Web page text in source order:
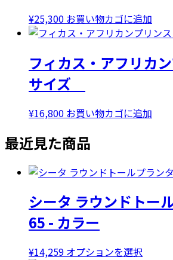
¥25,300 お買い物カゴに追加
フィカス・アフリカ
サイズ
¥16,800 お買い物カゴに追加
最近見た商品
シータ ラウンドトー
65 - カラー
¥14,259 オプションを選択